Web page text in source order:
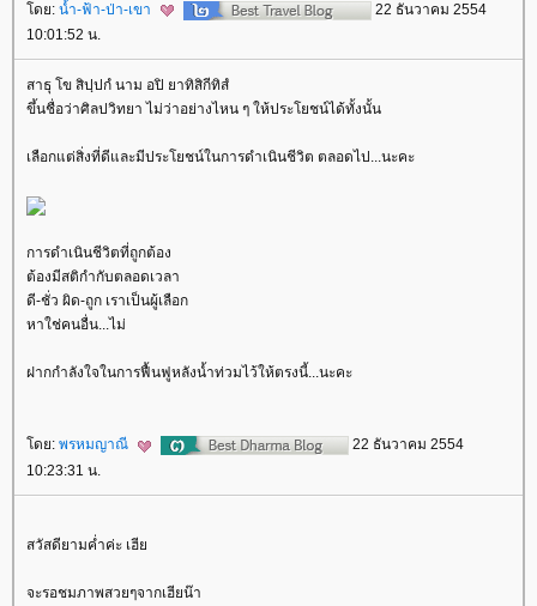
ดย: น้ำ-ฟ้า-ป่า-เขา
22 ธันวาคม 2554
10:01:52 น.
สาธุ โข สิปฺปกํ นาม อปิ ยาทิสิกีทิสํ
ขึ้นชื่อว่าศิลปวิทยา ไม่ว่าอย่างไหน ๆ ให้ประโยชน์ได้ทั้งนั้น
เลือกแต่สิ่งที่ดีและมีประโยชน์ในการดำเนินชีวิต ตลอดไป...นะคะ
การดำเนินชีวิตที่ถูกต้อง
ต้องมีสติกำกับตลอดเวลา
ดี-ชั่ว ผิด-ถูก เราเป็นผู้เลือก
หาใช่คนอื่น...ไม่
ฝากกำลังใจในการฟื้นฟูหลังน้ำท่วมไว้ให้ตรงนี้...นะคะ
ดย: พรหมญาณี
22 ธันวาคม 2554
10:23:31 น.
สวัสดียามค่ำค่ะ เฮี
จะรอชมภาพสวยๆจากเฮียน๊า